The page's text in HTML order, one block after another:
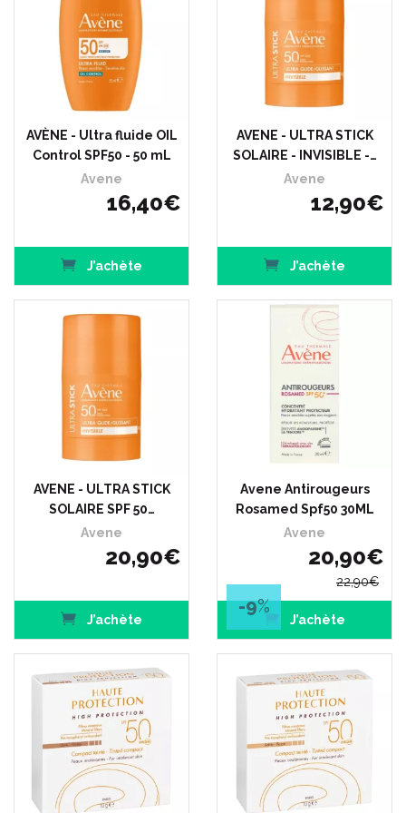
AVÈNE - Ultra fluide OIL
Control SPF50 - 50 mL
Avene
16,40€
J’achète
AVENE - ULTRA STICK
SOLAIRE - INVISIBLE -…
Avene
12,90€
J’achète
AVENE - ULTRA STICK
SOLAIRE SPF 50…
Avene
20,90€
J’achète
Avene Antirougeurs
Rosamed Spf50 30ML
Avene
20,90€
22,90€
-9%
J’achète